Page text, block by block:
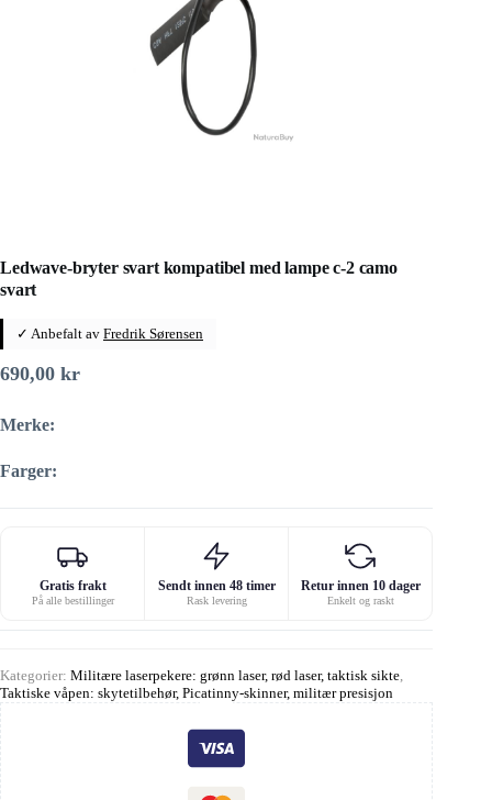
Ledwave-bryter svart kompatibel med lampe c-2 camo
svart
✓ Anbefalt av Fredrik Sørensen
690,00 kr
Merke:
Farger:
Gratis frakt
På alle bestillinger
Sendt innen 48 timer
Rask levering
Retur innen 10 dager
Enkelt og raskt
Kategorier: Militære laserpekere: grønn laser, rød laser, taktisk sikte
Taktiske våpen: skytetilbehør, Picatinny-skinner, militær presisjon